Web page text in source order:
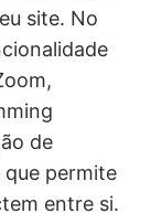
site. No
de
permite
entre si.